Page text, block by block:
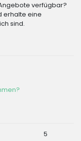
verfügbar?
erhalte eine
sind.
5